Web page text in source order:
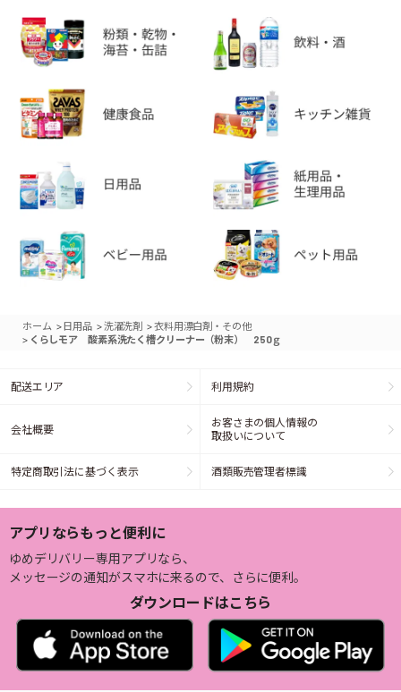
ホーム > 日用品 >洗濯洗剤 >衣料用漂白剤・その他
> くらしモア 酸素系洗たく槽クリーナー（粉末） 250ｇ
配送エリア 利用規約
会社概要
お客さまの個人情報の
取扱いについて
特定商取引法に基づく表示 酒類販売管理者標識
アプリならもっと便利に
ゆめデリバリー専用アプリなら、
メッセージの通知がスマホに来るので、さらに便利。
ダウンロードはこちら